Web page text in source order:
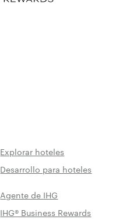
Explorar hoteles
Desarrollo para hoteles
Agente de IHG
IHG® Business Rewards